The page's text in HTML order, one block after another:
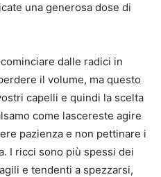
una generosa dose di
dalle radici in
il volume, ma questo
capelli e quindi la scelta
come lascereste agire
pazienza e non pettinare i
I ricci sono più spessi dei
e tendenti a spezzarsi,